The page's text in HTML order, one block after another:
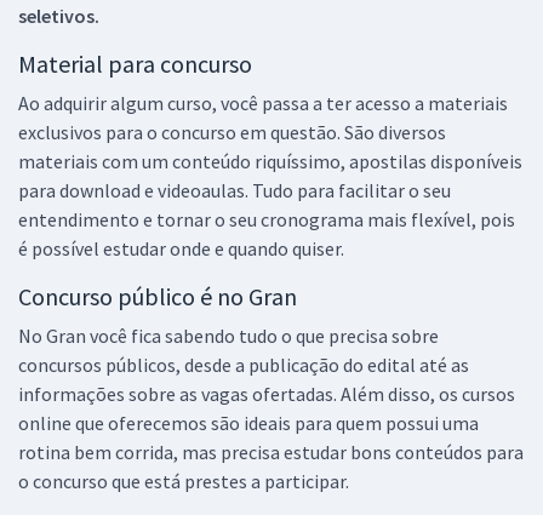
seletivos.
Material para concurso
Ao adquirir algum curso, você passa a ter acesso a materiais
exclusivos para o concurso em questão. São diversos
materiais com um conteúdo riquíssimo, apostilas disponíveis
para download e videoaulas. Tudo para facilitar o seu
entendimento e tornar o seu cronograma mais flexível, pois
é possível estudar onde e quando quiser.
Concurso público é no Gran
No Gran você fica sabendo tudo o que precisa sobre
concursos públicos, desde a publicação do edital até as
informações sobre as vagas ofertadas. Além disso, os cursos
online que oferecemos são ideais para quem possui uma
rotina bem corrida, mas precisa estudar bons conteúdos para
o concurso que está prestes a participar.